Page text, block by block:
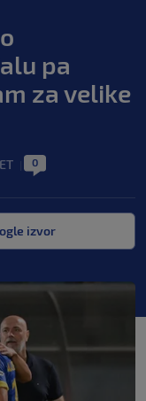
pa
za velike
0
izvor